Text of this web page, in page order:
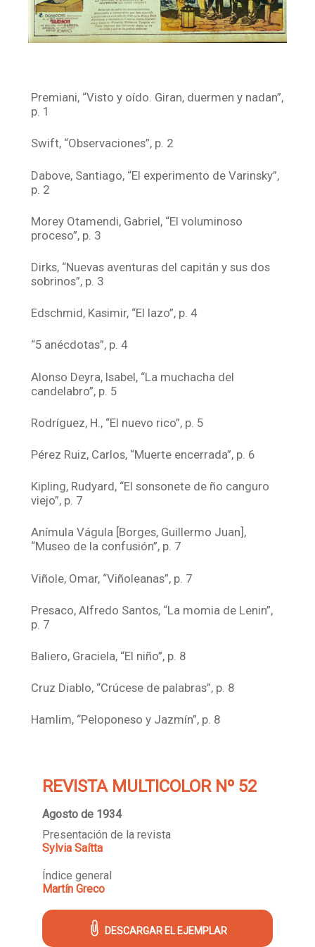
Premiani, “Visto y oído. Giran, duermen y nadan”,
p. 1
Swift, “Observaciones”, p. 2
Dabove, Santiago, “El experimento de Varinsky”,
p. 2
Morey Otamendi, Gabriel, “El voluminoso
proceso”, p. 3
Dirks, “Nuevas aventuras del capitán y sus dos
sobrinos”, p. 3
Edschmid, Kasimir, “El lazo”, p. 4
“5 anécdotas”, p. 4
Alonso Deyra, Isabel, “La muchacha del
candelabro”, p. 5
Rodríguez, H., “El nuevo rico”, p. 5
Pérez Ruiz, Carlos, “Muerte encerrada”, p. 6
Kipling, Rudyard, “El sonsonete de ño canguro
viejo”, p. 7
Anímula Vágula [Borges, Guillermo Juan],
“Museo de la confusión”, p. 7
Viñole, Omar, “Viñoleanas”, p. 7
Presaco, Alfredo Santos, “La momia de Lenin”,
p. 7
Baliero, Graciela, “El niño”, p. 8
Cruz Diablo, “Crúcese de palabras”, p. 8
Hamlim, “Peloponeso y Jazmín”, p. 8
REVISTA MULTICOLOR Nº 52
Agosto de 1934
Presentación de la revista
Sylvia Saítta
Índice general
Martín Greco
DESCARGAR EL EJEMPLAR